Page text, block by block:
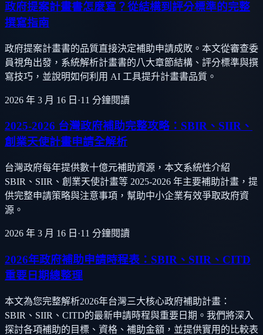
政府提案計畫書怎麼寫？從結構到評分標準的完整
撰寫指南
政府提案計畫書的品質直接決定補助申請成敗。本文從審查委
員視角出發，系統解析計畫書的八大章節結構、評分標準與撰
寫技巧，並說明如何利用 AI 工具提升計畫書品質。
2026 年 3 月 16 日 ·11 分鐘閱讀
2025-2026 台灣政府補助完整攻略：SBIR、SIIR、
創業天使計畫申請全解析
台灣政府每年提供數十億元補助資源，本文系統性介紹
SBIR、SIIR、創業天使計畫等 2025-2026 年主要補助計畫，提
供完整申請策略與注意事項，幫助中小企業有效爭取政府資
源。
2026 年 3 月 16 日 ·11 分鐘閱讀
2026年政府補助申請時程表：SBIR、SIIR、CITD
重要日期總整理
本文為您完整解析2026年台灣三大核心政府補助計畫：
SBIR、SIIR、CITD的最新申請時程與重要日期。我們將深入
探討各項補助的目標、資格、補助金額，並提供實用的比較表